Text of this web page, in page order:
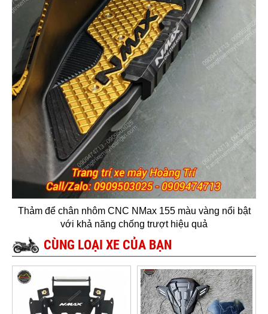
Thảm để chân nhôm CNC NMax 155 màu vàng nổi bật
với khả năng chống trượt hiệu quả
CÙNG LOẠI XE CỦA BẠN